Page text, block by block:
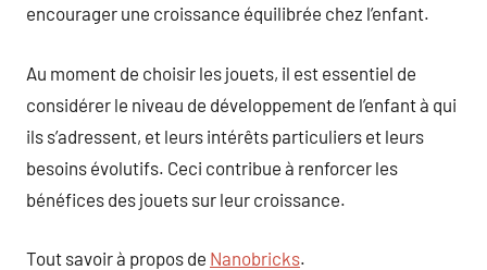
encourager une croissance équilibrée chez l’enfant.
Au moment de choisir les jouets, il est essentiel de
considérer le niveau de développement de l’enfant à qui
ils s’adressent, et leurs intérêts particuliers et leurs
besoins évolutifs. Ceci contribue à renforcer les
bénéfices des jouets sur leur croissance.
Tout savoir à propos de Nanobricks.